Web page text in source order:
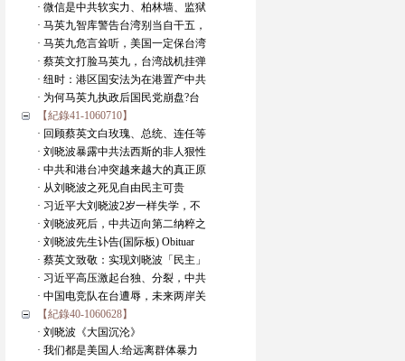
· 微信是中共软实力、柏林墙、监狱
· 马英九智库警告台湾别当自干五，
· 马英九危言耸听，美国一定保台湾
· 蔡英文打脸马英九，台湾战机挂弹
· 纽时：港区国安法为在港置产中共
· 为何马英九执政后国民党崩盘?台
【紀錄41-1060710】
· 回顾蔡英文白玫瑰、总统、连任等
· 刘晓波暴露中共法西斯的非人狠性
· 中共和港台冲突越来越大的真正原
· 从刘晓波之死见自由民主可贵
· 习近平大刘晓波2岁一样失学，不
· 刘晓波死后，中共迈向第二纳粹之
· 刘晓波先生讣告(国际板) Obituar
· 蔡英文致敬：实现刘晓波「民主」
· 习近平高压激起台独、分裂，中共
· 中国电竞队在台遭辱，未来两岸关
【紀錄40-1060628】
· 刘晓波《大国沉沦》
· 我们都是美国人:给远离群体暴力